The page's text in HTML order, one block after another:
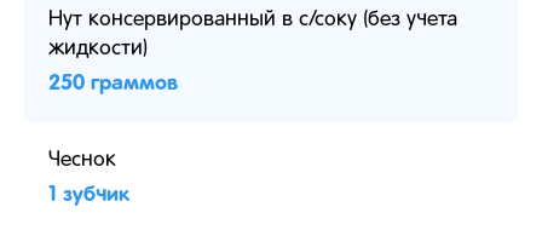
Нут консервированный в с/соку (без учета
жидкости)
250 граммов
Чеснок
1 зубчик